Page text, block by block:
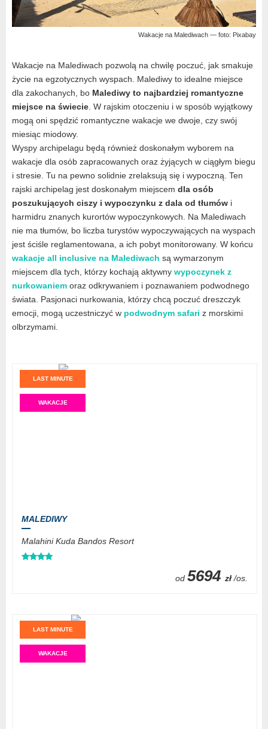
Wakacje na Malediwach — foto: Pixabay
Wakacje na Malediwach pozwolą na chwilę poczuć, jak smakuje
życie na egzotycznych wyspach. Malediwy to idealne miejsce
dla zakochanych, bo Malediwy to najbardziej romantyczne
miejsce na świecie . W rajskim otoczeniu i w sposób wyjątkowy
mogą oni spędzić romantyczne wakacje we dwoje, czy swój
miesiąc miodowy.
Wyspy archipelagu będą również doskonałym wyborem na
wakacje dla osób zapracowanych oraz żyjących w ciągłym biegu
i stresie. Tu na pewno solidnie zrelaksują się i wypoczną. Ten
rajski archipelag jest doskonałym miejscem dla osób
poszukujących ciszy i wypoczynku z dala od tłumów i
harmidru znanych kurortów wypoczynkowych. Na Malediwach
nie ma tłumów, bo liczba turystów wypoczywających na wyspach
jest ściśle reglamentowana, a ich pobyt monitorowany. W końcu
wakacje all inclusive na Malediwach są wymarzonym
miejscem dla tych, którzy kochają aktywny wypoczynek z
nurkowaniem oraz odkrywaniem i poznawaniem podwodnego
świata. Pasjonaci nurkowania, którzy chcą poczuć dreszczyk
emocji, mogą uczestniczyć w podwodnym safari z morskimi
olbrzymami.
LAST MINUTE
WAKACJE
MALEDIWY
Malahini Kuda Bandos Resort
od 5694 zł /os.
LAST MINUTE
WAKACJE